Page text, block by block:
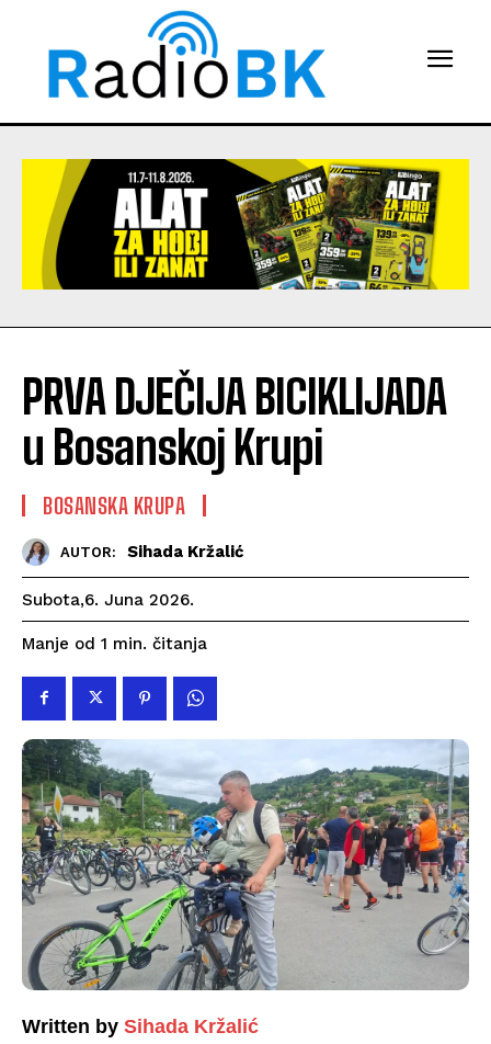
PRVA DJEČIJA BICIKLIJADA
u Bosanskoj Krupi
BOSANSKA KRUPA
AUTOR: Sihada Kržalić
Subota,6. Juna 2026.
Manje od 1 min. čitanja
Written by Sihada Kržalić